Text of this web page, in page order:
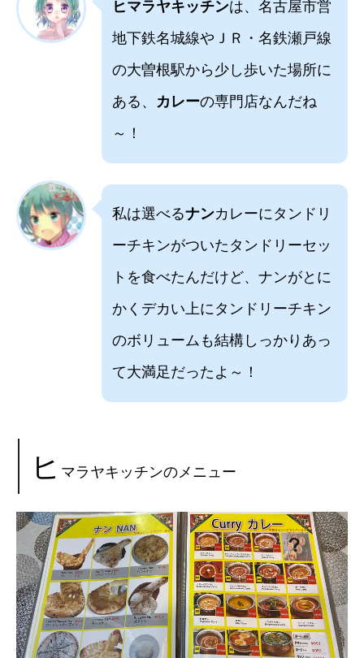
ヒマラヤキッチンは、名古屋市営
地下鉄名城線やＪＲ・名鉄瀬戸線
の大曽根駅から少し歩いた場所に
ある、 カレーの専門店なんだね
～！
私は選べるナンカレーにタンドリ
ーチキンがついたタンドリーセッ
トを食べたんだけど、ナンがとに
かくデカい上にタンドリーチキン
のボリュームも結構しっかりあっ
て大満足だったよ～！
ヒ マラヤキッチンのメニュー